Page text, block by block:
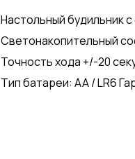
Настольный будильник
Светонакопительный
Точность хода +/-20
Тип батареи: AA / LR6